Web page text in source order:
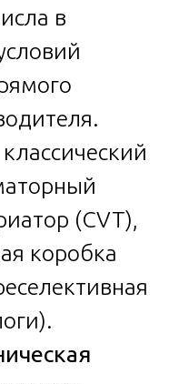
в
(CVT),
коробка